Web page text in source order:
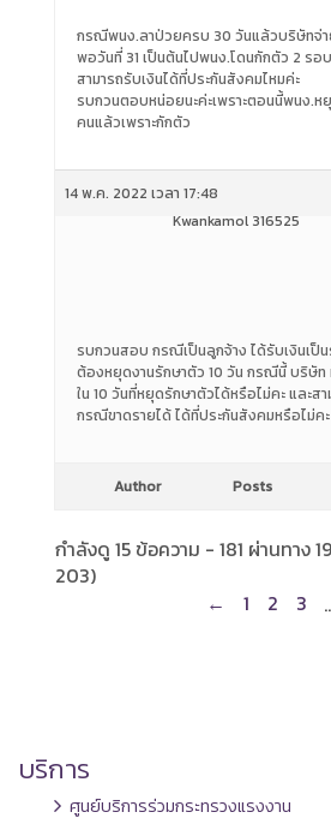
กรณีพนง.ลาป่วยครบ 30 วันแล้วบริษัทจ่
พอวันที่ 31 เป็นต้นไปพนง.โดนกักตัว 2 รอ
สามารถรับเงินได้ที่ประกันสังคมไหมค่ะ
รบกวนตอบหน่อยนะค่ะเพราะตอนนี้พนง.ห
คนแล้วเพราะกักตัว
14 พ.ค. 2022 เวลา 17:48
Kwankamol 316525
รบกวนสอบ กรณีเป็นลูกจ้าง ได้รับเงินเป็
ต้องหยุดงานรักษาตัว 10 วัน กรณีนี้ บริษัท
ใน 10 วันที่หยุดรักษาตัวได้หรือไม่คะ และสา
กรณีขาดรายได้ ได้ที่ประกันสังคมหรือไม่คะ
Author Posts
กำลังดู 15 ข้อความ - 181 ผ่านทาง
203)
←
1 2 3
บริการ
ศูนย์บริการร่วมกระทรวงแรงงาน